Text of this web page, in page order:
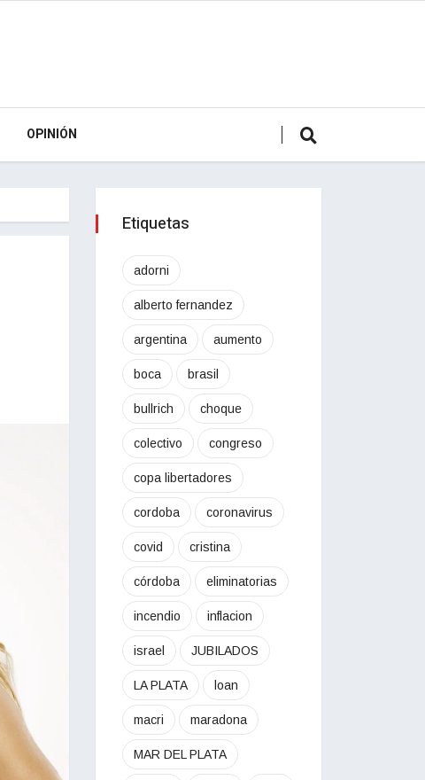
OPINIÓN
Etiquetas
adorni
alberto fernandez
argentina aumento
boca brasil
bullrich choque
colectivo congreso
copa libertadores
cordoba coronavirus
covid cristina
córdoba eliminatorias
incendio inflacion
israel JUBILADOS
LA PLATA loan
macri maradona
MAR DEL PLATA